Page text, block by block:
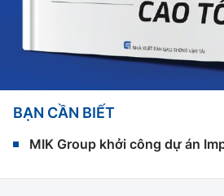
BẠN CẦN BIẾT
MIK Group khởi công dự án